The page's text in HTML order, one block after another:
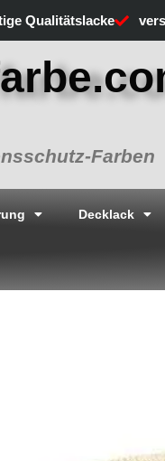
Qualitätslacke
Farben
Decklack